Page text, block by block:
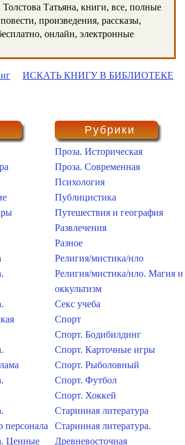
Татьяна, книги, все, полные
произведения, рассказы,
онлайн, электронные
ИСКАТЬ КНИГУ В БИБЛИОТЕКЕ
персонала
Ценные
Рубрики
Проза. Историческая
Проза. Современная
Психология
Публицистика
Путешествия и география
Развлечения
Разное
Религия/мистика/нло
Религия/мистика/нло. Магия и
оккультизм
Секс учеба
Спорт
Спорт. Бодибилдинг
Спорт. Карточные игры
Спорт. Рыболовный
Спорт. Футбол
Спорт. Хоккей
Старинная литература
Старинная литература.
Древневосточная